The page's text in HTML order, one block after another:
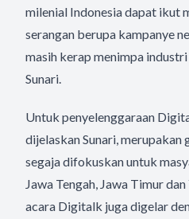
milenial Indonesia dapat ikut
serangan berupa kampanye
masih kerap menimpa industri
Sunari.
Untuk penyelenggaraan
dijelaskan Sunari, merupakan
segaja difokuskan untuk
Jawa Tengah, Jawa Timur
acara Digitalk juga digelar